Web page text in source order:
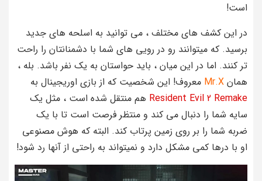
است!
در این کشف های مختلف ، می توانید به اسلحه های جدید
برسید. که میتوانند رو در رویی های شما با دشمنانتان را راحت
تر کنند. اما در این میان ، باید حواستان به یک نفر باشد. بله ،
همان Mr.X معروف! این شخصیت که از بازی اوریجینال به
Resident Evil 2 Remake هم منتقل شده است ، مثل یک
سایه شما را دنبال می کند و منتظر فرصت است تا با یک
ضربه شما را بر روی زمین پرتاب کند. البته که هوش مصنوعی
او با درها کمی مشکل دارد و نمیتواند به راحتی از آنها رد شود!